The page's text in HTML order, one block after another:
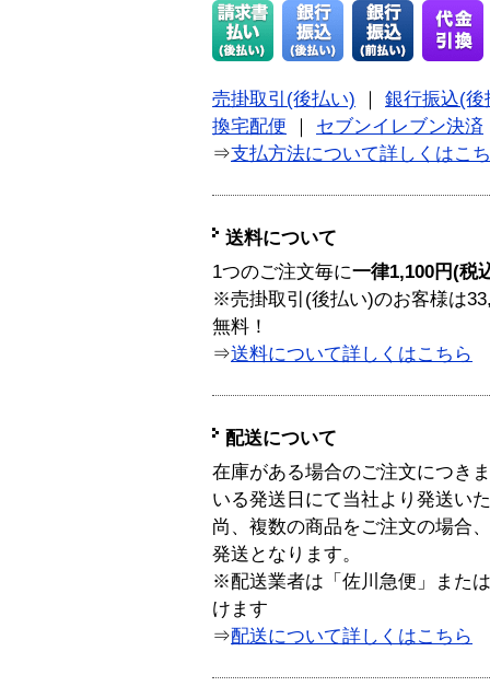
売掛取引(後払い)
銀行振込(後
換宅配便
セブンイレブン決済
⇒支払方法について詳しくはこ
送料について
1つのご注文毎に一律1,100円(税
※売掛取引(後払い)のお客様は
無料！
⇒送料について詳しくはこちら
配送について
在庫がある場合のご注文につき
いる発送日にて当社より発送い
尚、複数の商品をご注文の場合
発送となります。
※配送業者は「佐川急便」また
けます
⇒配送について詳しくはこちら